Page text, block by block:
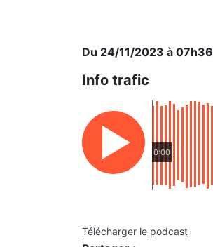
Du 24/11/2023 à 07h36
Info trafic
0:00
Télécharger le podcast